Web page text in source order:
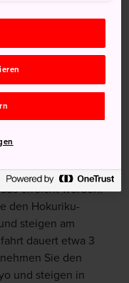
aus mit einer
erreicht werden.
den Hokuriku-
steigen am
dauert etwa 3
Sie den
und steigen in